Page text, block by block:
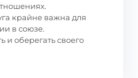
крайне важна для
в союзе.
и оберегать своего